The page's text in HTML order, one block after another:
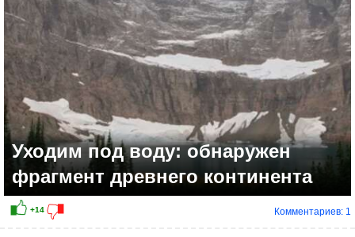
Уходим под воду: обнаружен
фрагмент древнего континента
Комментариев: 1